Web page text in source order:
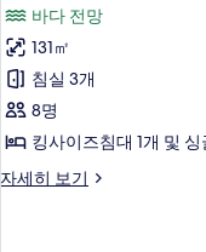
진
모
두
보
기
다
전
망
자
세
히
보
기
침
실
3
개,
바
다
바다 전망
131㎡
침실 3개
8명
킹사이즈침대 1개 및
자세히 보기
빌